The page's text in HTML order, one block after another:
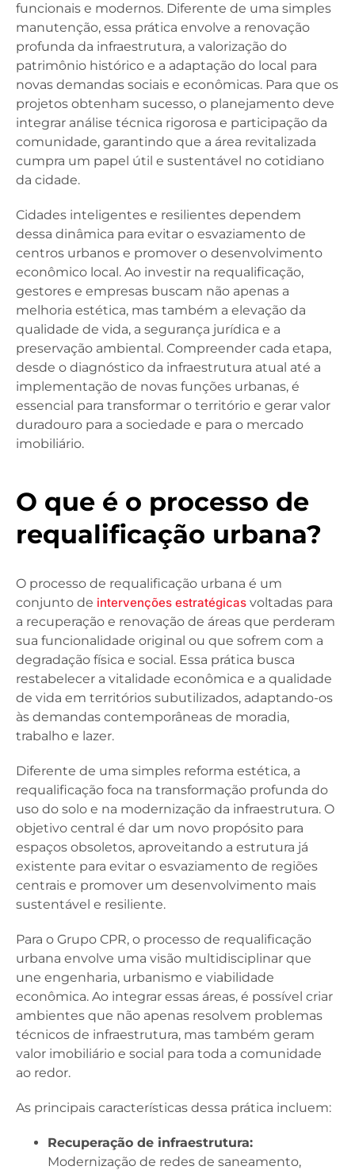
funcionais e modernos. Diferente de uma simples
manutenção, essa prática envolve a renovação
profunda da infraestrutura, a valorização do
patrimônio histórico e a adaptação do local para
novas demandas sociais e econômicas. Para que os
projetos obtenham sucesso, o planejamento deve
integrar análise técnica rigorosa e participação da
comunidade, garantindo que a área revitalizada
cumpra um papel útil e sustentável no cotidiano
da cidade.
Cidades inteligentes e resilientes dependem
dessa dinâmica para evitar o esvaziamento de
centros urbanos e promover o desenvolvimento
econômico local. Ao investir na requalificação,
gestores e empresas buscam não apenas a
melhoria estética, mas também a elevação da
qualidade de vida, a segurança jurídica e a
preservação ambiental. Compreender cada etapa,
desde o diagnóstico da infraestrutura atual até a
implementação de novas funções urbanas, é
essencial para transformar o território e gerar valor
duradouro para a sociedade e para o mercado
imobiliário.
O que é o processo de
requalificação urbana?
O processo de requalificação urbana é um
conjunto de intervenções estratégicas voltadas para
a recuperação e renovação de áreas que perderam
sua funcionalidade original ou que sofrem com a
degradação física e social. Essa prática busca
restabelecer a vitalidade econômica e a qualidade
de vida em territórios subutilizados, adaptando-os
às demandas contemporâneas de moradia,
trabalho e lazer.
Diferente de uma simples reforma estética, a
requalificação foca na transformação profunda do
uso do solo e na modernização da infraestrutura. O
objetivo central é dar um novo propósito para
espaços obsoletos, aproveitando a estrutura já
existente para evitar o esvaziamento de regiões
centrais e promover um desenvolvimento mais
sustentável e resiliente.
Para o Grupo CPR, o processo de requalificação
urbana envolve uma visão multidisciplinar que
une engenharia, urbanismo e viabilidade
econômica. Ao integrar essas áreas, é possível criar
ambientes que não apenas resolvem problemas
técnicos de infraestrutura, mas também geram
valor imobiliário e social para toda a comunidade
ao redor.
As principais características dessa prática incluem:
Recuperação de infraestrutura:
Modernização de redes de saneamento,